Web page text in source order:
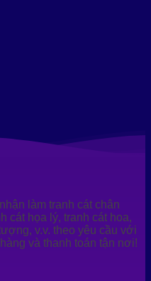
làm tranh cát chân
cát họa lý, tranh cát hoa,
v.v. theo yêu cầu với
và thanh toán tận nơi!